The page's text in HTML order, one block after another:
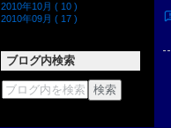
2010年10月 ( 10 )
2010年09月 ( 17 )
ブログ内検索